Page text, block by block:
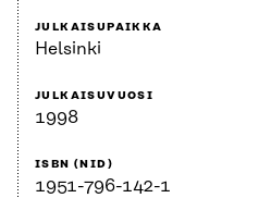
JULKAISUPAIKKA
Helsinki
JULKAISUVUOSI
1998
ISBN (NID)
1951-796-142-1